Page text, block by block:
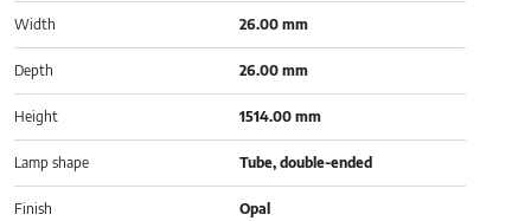
Width 26.00 mm
Depth 26.00 mm
Height 1514.00 mm
Lamp shape Tube, double-ended
Finish Opal